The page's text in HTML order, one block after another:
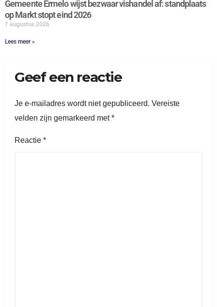
Gemeente Ermelo wijst bezwaar vishandel af: standplaats
op Markt stopt eind 2026
7 augustus 2026
Lees meer »
Geef een reactie
Je e-mailadres wordt niet gepubliceerd. Vereiste
velden zijn gemarkeerd met*
Reactie *